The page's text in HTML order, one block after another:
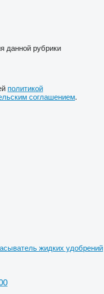
данной рубрики
политикой
соглашением.
жидких удобрений